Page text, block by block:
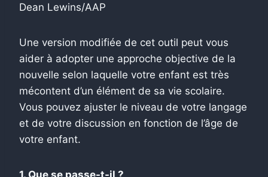
Dean Lewins/AAP
Une version modifiée de cet outil peut vous
aider à adopter une approche objective de la
nouvelle selon laquelle votre enfant est très
mécontent d’un élément de sa vie scolaire.
Vous pouvez ajuster le niveau de votre langage
et de votre discussion en fonction de l’âge de
votre enfant.
1. Que se passe-t-il ?